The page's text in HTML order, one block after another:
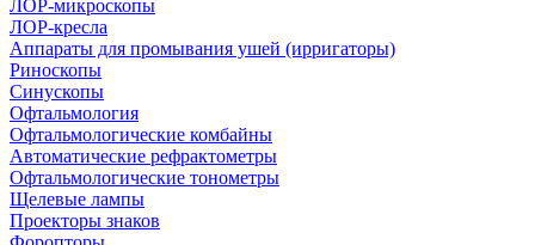
ЛОР-микроскопы
ЛОР-кресла
Аппараты для промывания ушей (ирригаторы)
Риноскопы
Синускопы
Офтальмология
Офтальмологические комбайны
Автоматические рефрактометры
Офтальмологические тонометры
Щелевые лампы
Проекторы знаков